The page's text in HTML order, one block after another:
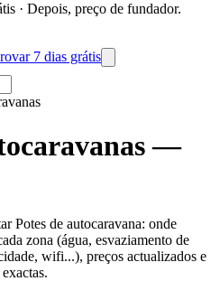
· Depois, preço de fundador.
7 dias grátis
—
Potes de autocaravana: onde
zona (água, esvaziamento de
wifi...), preços actualizados e